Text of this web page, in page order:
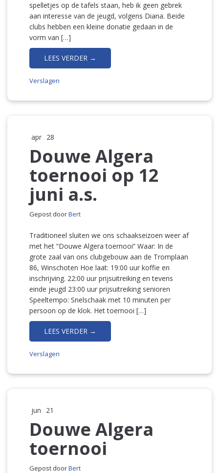
spelletjes op de tafels staan, heb ik geen gebrek
aan interesse van de jeugd, volgens Diana. Beide
clubs hebben een kleine donatie gedaan in de
vorm van […]
LEES VERDER →
Verslagen
apr 28
Douwe Algera
toernooi op 12
juni a.s.
Gepost doorBert
Traditioneel sluiten we ons schaakseizoen weer af
met het “Douwe Algera toernooi” Waar: In de
grote zaal van ons clubgebouw aan de Tromplaan
86, Winschoten Hoe laat: 19:00 uur koffie en
inschrijving. 22:00 uur prijsuitreiking en tevens
einde jeugd 23:00 uur prijsuitreiking senioren
Speeltempo: Snelschaak met 10 minuten per
persoon op de klok. Het toernooi […]
LEES VERDER →
Verslagen
jun 21
Douwe Algera
toernooi
Gepost doorBert